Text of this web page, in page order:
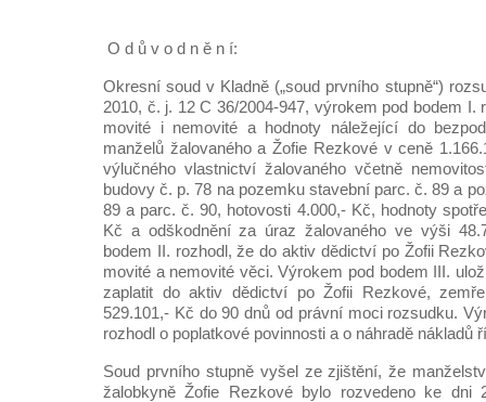
O d ů v o d n ě n í:
Okresní soud v Kladně („soud prvního stupně“)
2010, č. j. 12 C 36/2004-947, výrokem pod bodem I.
movité i nemovité a hodnoty náležející do
manželů žalovaného a Žofie Rezkové v ceně
výlučného vlastnictví žalovaného včetně
budovy č. p. 78 na pozemku stavební parc. č. 89 a
89 a parc. č. 90, hotovosti 4.000,- Kč, hodnoty
Kč a odškodnění za úraz žalovaného ve výši
bodem II. rozhodl, že do aktiv dědictví po Žofii
movité a nemovité věci. Výrokem pod bodem III.
zaplatit do aktiv dědictví po Žofii Rezkové,
529.101,- Kč do 90 dnů od právní moci rozsudku.
rozhodl o poplatkové povinnosti a o náhradě nákladů
Soud prvního stupně vyšel ze zjištění, že
žalobkyně Žofie Rezkové bylo rozvedeno ke dni